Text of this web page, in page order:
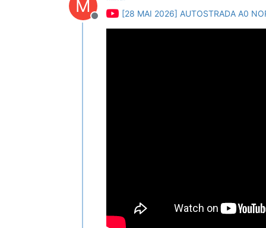
M
Deconectat
[28 MAI 2026] AUTOSTRADA A0